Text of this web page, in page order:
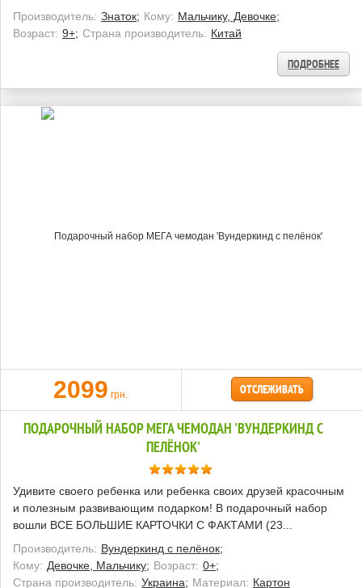
Производитель: Знаток; Кому: Мальчику, Девочке;
Возраст: 9+; Страна производитель: Китай
ПОДРОБНЕЕ
2099 грн. ОТСЛЕЖИВАТЬ
ПОДАРОЧНЫЙ НАБОР МЕГА ЧЕМОДАН 'ВУНДЕРКИНД С
ПЕЛЁНОК'
Удивите своего ребенка или ребенка своих друзей красочным
и полезным развивающим подарком! В подарочный набор
вошли ВСЕ БОЛЬШИЕ КАРТОЧКИ С ФАКТАМИ (23...
Производитель: Вундеркинд с пелёнок;
Кому: Девочке, Мальчику; Возраст: 0+;
Страна производитель: Украина; Материал: Картон